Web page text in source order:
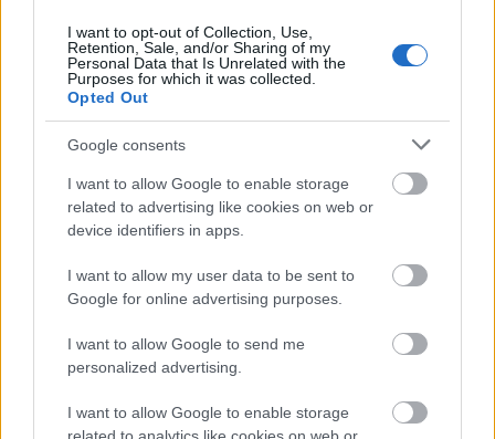
I want to opt-out of Collection, Use,
Retention, Sale, and/or Sharing of my
Personal Data that Is Unrelated with the
Purposes for which it was collected.
Opted Out
Google consents
I want to allow Google to enable storage
related to advertising like cookies on web or
device identifiers in apps.
I want to allow my user data to be sent to
Google for online advertising purposes.
I want to allow Google to send me
personalized advertising.
I want to allow Google to enable storage
1991 óta Németh János művész-rajztanár örökíti meg a
szőlőrügyek fejlettségét.
Metreorológia a lapokon:
A könyv bejegyzéseiből megtudható az is, hogy melyik
évben volt tavaszi fagy, vagy kedvező volt-e az
időjárás a szőlő érésekor.
1788-tól tizenpár éven át nincs rajz, csak
bejegyzéseket olvashatunk arról, hogy a hideg idő miatt
nincs mit megörökíteni, csak alvórügyek vannak, így
Ennek bizony oka volt: a zord idő miatt nem volt mit
kőszegieket.